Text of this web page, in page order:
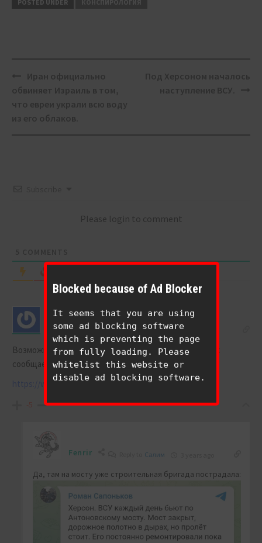
POSTED UNDER КОНСПИРОЛОГИЯ
Post
Please login to comment
Салим 3 years ago
Возможно контрнаступление под Херсоном, Гуменюк
сообщает об отступлении 109 полка..
https://www.youtube.com/watch?v=k68hsx3tKZY
Fenrir Салим
Да, там на мосту уже строительная бригада пострадала:
Blocked because of Ad Blocker
It seems that you are using
some ad blocking software
which is preventing the page
from fully loading. Please
whitelist this website or
disable ad blocking software.